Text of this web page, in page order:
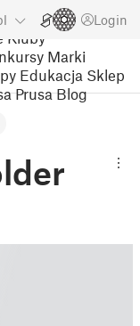
Login
Kluby
Marki
Edukacja Sklep
Prusa Blog